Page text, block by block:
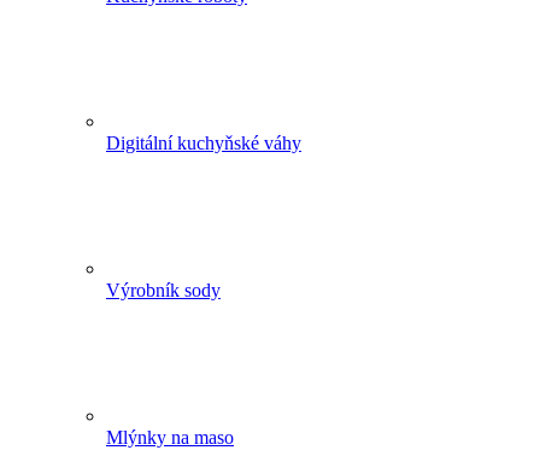
Digitální kuchyňské váhy
Výrobník sody
Mlýnky na maso